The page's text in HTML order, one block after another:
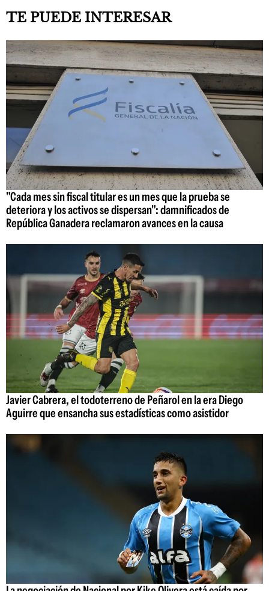
TE PUEDE INTERESAR
"Cada mes sin fiscal titular es un mes que la prueba se
deteriora y los activos se dispersan": damnificados de
República Ganadera reclamaron avances en la causa
Javier Cabrera, el todoterreno de Peñarol en la era Diego
Aguirre que ensancha sus estadísticas como asistidor